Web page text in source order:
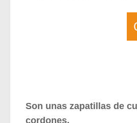
Son unas zapatillas de
cordones.